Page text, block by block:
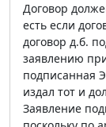
Договор
есть если
договор д.б.
заявлению
подписанная
издал тот и
Заявление